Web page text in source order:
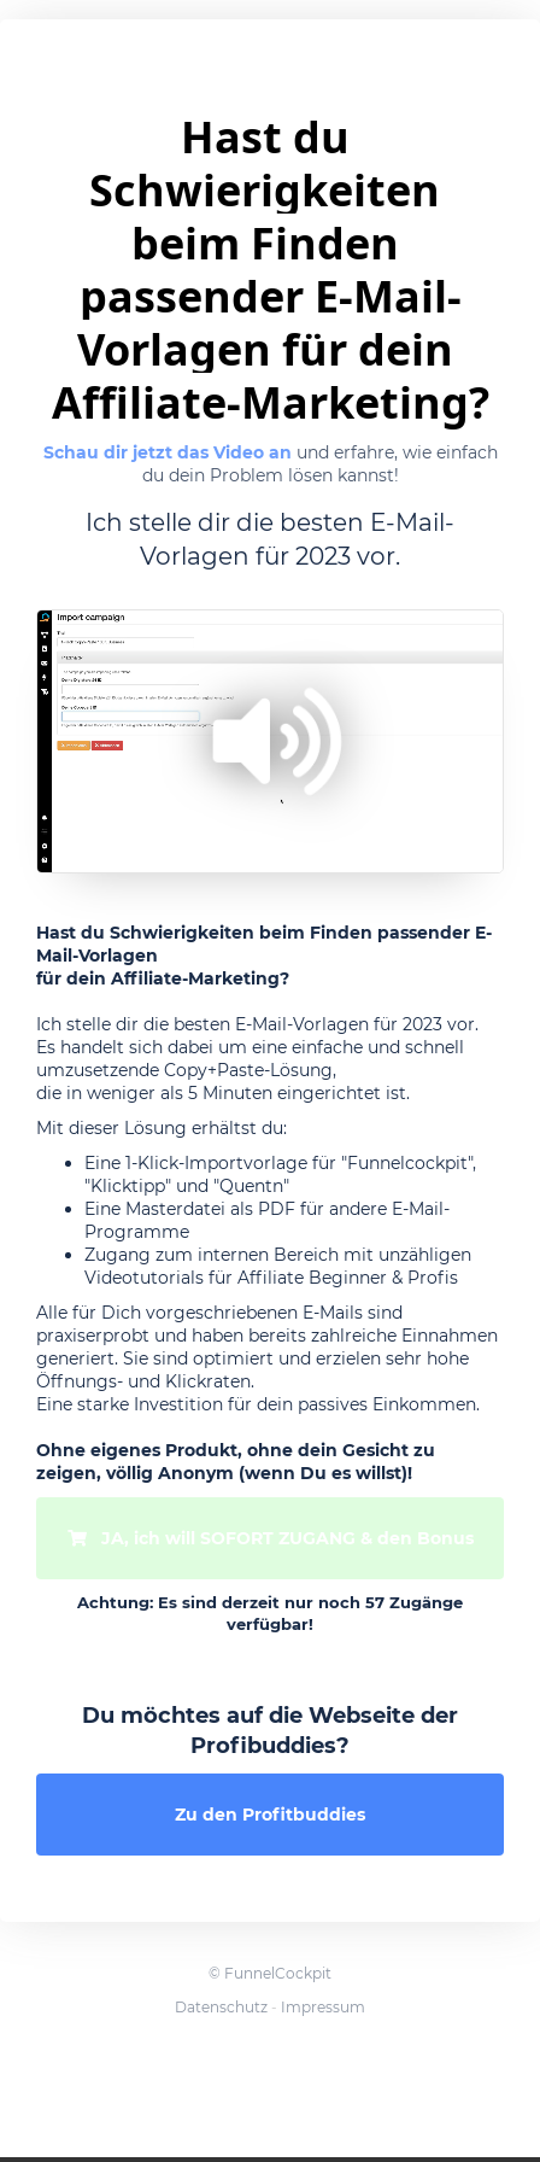
Hast du
Schwierigkeiten
beim Finden
passender E-Mail-
Vorlagen für dein
Affiliate-Marketing?
Schau dir jetzt das Video an und erfahre, wie einfach
du dein Problem lösen kannst!
Ich stelle dir die besten E-Mail-
Vorlagen für 2023 vor.
100.00%
Rate
Hast du Schwierigkeiten beim Finden passender E-
Mail-Vorlagen
für dein Affiliate-Marketing?
Ich stelle dir die besten E-Mail-Vorlagen für 2023 vor.
Es handelt sich dabei um eine einfache und schnell
umzusetzende Copy+Paste-Lösung,
die in weniger als 5 Minuten eingerichtet ist.
Mit dieser Lösung erhältst du:
Eine 1-Klick-Importvorlage für "Funnelcockpit",
"Klicktipp" und "Quentn"
Eine Masterdatei als PDF für andere E-Mail-
Programme
Zugang zum internen Bereich mit unzähligen
Videotutorials für Affiliate Beginner & Profis
Alle für Dich vorgeschriebenen E-Mails sind
praxiserprobt und haben bereits zahlreiche Einnahmen
generiert. Sie sind optimiert und erzielen sehr hohe
Öffnungs- und Klickraten.
Eine starke Investition für dein passives Einkommen.
Ohne eigenes Produkt, ohne dein Gesicht zu
zeigen, völlig Anonym (wenn Du es willst)!
JA, ich will SOFORT ZUGANG & den Bonus
Achtung: Es sind derzeit nur noch 57 Zugänge
verfügbar!
Du möchtes auf die Webseite der
Profibuddies?
Zu den Profitbuddies
© FunnelCockpit
Datenschutz - Impressum